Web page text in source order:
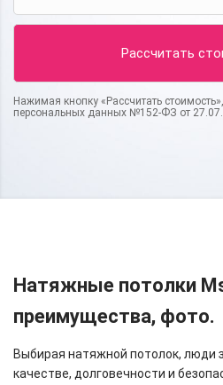
Нажимая кнопку «Рассчитать
персональных данных №152-ФЗ от
Натяжные потолки
преимущества, фото.
Выбирая натяжной потолок, люди
качестве, долговечности и